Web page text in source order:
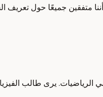
الرياضيات. يرى طالب